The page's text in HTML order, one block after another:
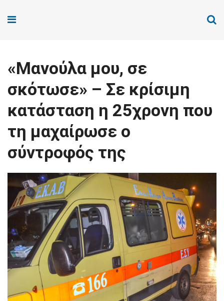
«Μανούλα μου, σε
σκότωσε» – Σε κρίσιμη
κατάσταση η 25χρονη που
τη μαχαίρωσε ο
σύντροφός της